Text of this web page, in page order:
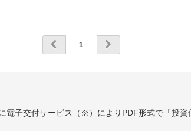
1
電子交付サービス（※）によりPDF形式で「投